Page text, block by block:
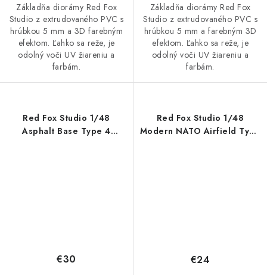
Základňa diorámy Red Fox
Studio z extrudovaného PVC s
hrúbkou 5 mm a 3D farebným
efektom. Ľahko sa reže, je
odolný voči UV žiareniu a
farbám.
Základňa diorámy Red Fox
Studio z extrudovaného PVC s
hrúbkou 5 mm a farebným 3D
efektom. Ľahko sa reže, je
odolný voči UV žiareniu a
farbám.
Red Fox Studio 1/48
Asphalt Base Type 4
€30
Red Fox Studio 1/48
Modern NATO Airfield Type
€24